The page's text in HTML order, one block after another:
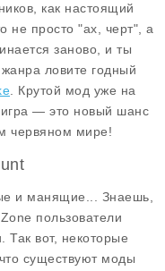
как настоящий
не просто "ах, черт", а
заново, и ты
ловите годный
. Крутой мод уже на
— это новый шанс
червяном мире!
и манящие... Знаешь,
пользователи
Так вот, некоторые
существуют моды